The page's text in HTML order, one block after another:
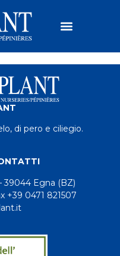
di pero e ciliegio.
39044 Egna (BZ)
+39 0471 821507